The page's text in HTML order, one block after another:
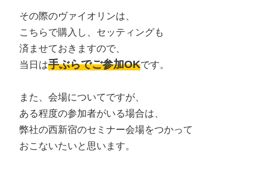
その際のヴァイオリンは、
こちらで購入し、セッティングも
済ませておきますので、
当日は手ぶらでご参加OKです。
また、会場についてですが、
ある程度の参加者がいる場合は、
弊社の西新宿のセミナー会場をつかって
おこないたいと思います。